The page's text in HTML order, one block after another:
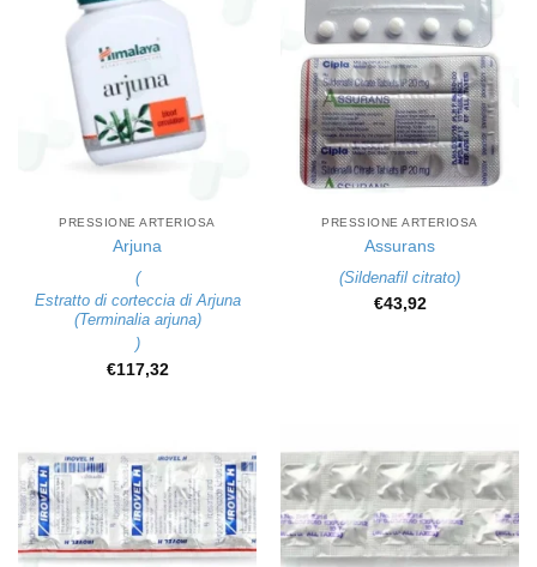
PRESSIONE ARTERIOSA
Arjuna
(
Estratto di corteccia di Arjuna
(Terminalia arjuna)
)
€117,32
PRESSIONE ARTERIOSA
Assurans
(Sildenafil citrato)
€43,92